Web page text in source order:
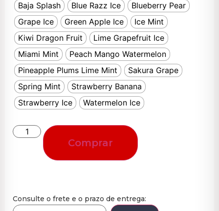
Baja Splash Blue Razz Ice
Blueberry Pear
Grape Ice
Green Apple Ice
Ice Mint
Kiwi Dragon Fruit
Lime Grapefruit Ice
Miami Mint
Peach Mango Watermelon
Pineapple Plums Lime Mint
Sakura Grape
Spring Mint
Strawberry Banana
Strawberry Ice
Watermelon Ice
Comprar
Consulte o frete e o prazo de entrega: